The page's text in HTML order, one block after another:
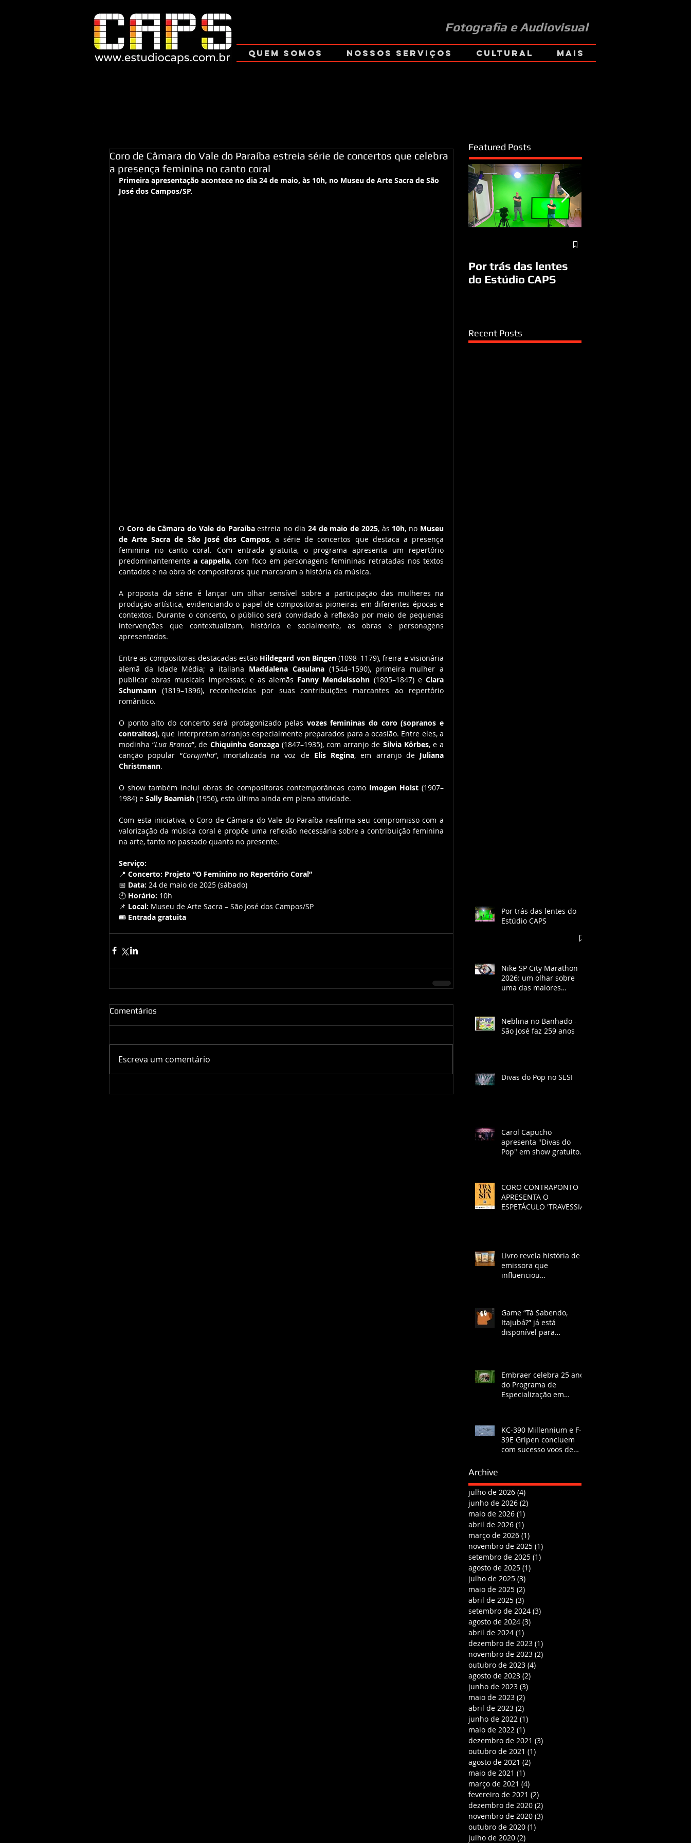
Fotografia e Audiovisual
Quem Somos Nossos Serviços CULTURAL Mais
Coro de Câmara do Vale do Paraíba estreia série de concertos que celebra
a presença feminina no canto coral
Primeira apresentação acontece no dia 24 de maio, às 10h, no Museu de Arte Sacra de São
José dos Campos/SP.
O Coro de Câmara do Vale do Paraíba estreia no dia 24 de maio de 2025, às 10h, no Museu
de Arte Sacra de São José dos Campos, a série de concertos que destaca a presença
feminina no canto coral. Com entrada gratuita, o programa apresenta um repertório
predominantemente a cappella, com foco em personagens femininas retratadas nos textos
cantados e na obra de compositoras que marcaram a história da música.
A proposta da série é lançar um olhar sensível sobre a participação das mulheres na
produção artística, evidenciando o papel de compositoras pioneiras em diferentes épocas e
contextos. Durante o concerto, o público será convidado à reflexão por meio de pequenas
intervenções que contextualizam, histórica e socialmente, as obras e personagens
apresentados.
Entre as compositoras destacadas estão Hildegard von Bingen (1098–1179), freira e visionária
alemã da Idade Média; a italiana Maddalena Casulana (1544–1590), primeira mulher a
publicar obras musicais impressas; e as alemãs Fanny Mendelssohn (1805–1847) e Clara
Schumann (1819–1896), reconhecidas por suas contribuições marcantes ao repertório
romântico.
O ponto alto do concerto será protagonizado pelas vozes femininas do coro (sopranos e
contraltos), que interpretam arranjos especialmente preparados para a ocasião. Entre eles, a
modinha “Lua Branca”, de Chiquinha Gonzaga (1847–1935), com arranjo de Silvia Körbes, e a
canção popular “Corujinha”, imortalizada na voz de Elis Regina, em arranjo de Juliana
Christmann.
O show também inclui obras de compositoras contemporâneas como Imogen Holst (1907–
1984) e Sally Beamish (1956), esta última ainda em plena atividade.
Com esta iniciativa, o Coro de Câmara do Vale do Paraíba reafirma seu compromisso com a
valorização da música coral e propõe uma reflexão necessária sobre a contribuição feminina
na arte, tanto no passado quanto no presente.
Serviço:
📍 Concerto: Projeto “O Feminino no Repertório Coral”
📅 Data: 24 de maio de 2025 (sábado)
🕙 Horário: 10h
📌 Local: Museu de Arte Sacra – São José dos Campos/SP
🎟️ Entrada gratuita
Comentários
Escreva um comentário
Featured Posts
Por trás das lentes
do Estúdio CAPS
Recent Posts
Por trás das lentes do
Estúdio CAPS
Nike SP City Marathon
2026: um olhar sobre
uma das maiores
Neblina no Banhado -
São José faz 259 anos
Divas do Pop no SESI
Carol Capucho
apresenta "Divas do
Pop" em show gratuito
CORO CONTRAPONTO
APRESENTA O
ESPETÁCULO 'TRAVESSIA'.
Livro revela história de
emissora que
influenciou
Game “Tá Sabendo,
Itajubá?” já está
disponível para
vivo.
Embraer celebra 25 anos
do Programa de
Especialização em
KC-390 Millennium e F-
39E Gripen concluem
com sucesso voos de
Archive
julho de 2026 (4)
junho de 2026 (2)
maio de 2026 (1)
abril de 2026 (1)
março de 2026 (1)
novembro de 2025 (1)
setembro de 2025 (1)
agosto de 2025 (1)
julho de 2025 (3)
maio de 2025 (2)
abril de 2025 (3)
setembro de 2024 (3)
agosto de 2024 (3)
abril de 2024 (1)
dezembro de 2023 (1)
novembro de 2023 (2)
outubro de 2023 (4)
agosto de 2023 (2)
junho de 2023 (3)
maio de 2023 (2)
abril de 2023 (2)
junho de 2022 (1)
maio de 2022 (1)
dezembro de 2021 (3)
outubro de 2021 (1)
agosto de 2021 (2)
maio de 2021 (1)
março de 2021 (4)
fevereiro de 2021 (2)
dezembro de 2020 (2)
novembro de 2020 (3)
outubro de 2020 (1)
julho de 2020 (2)